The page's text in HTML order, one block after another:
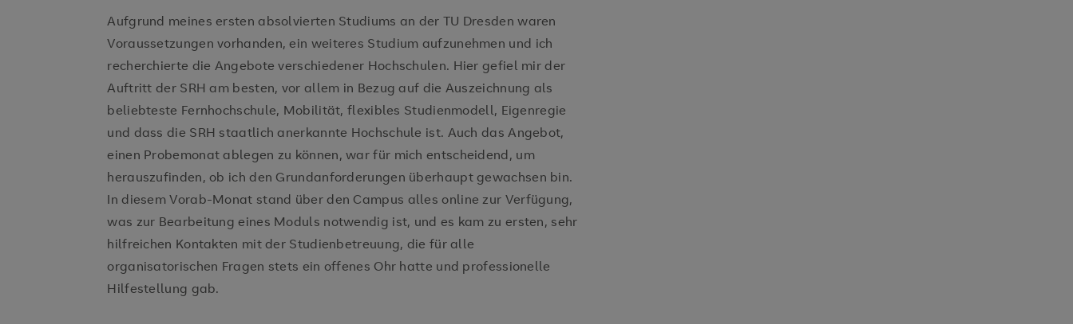
Aufgrund meines ersten absolvierten Studiums an der TU Dresden waren
Voraussetzungen vorhanden, ein weiteres Studium aufzunehmen und ich
recherchierte die Angebote verschiedener Hochschulen. Hier gefiel mir der
Auftritt der SRH am besten, vor allem in Bezug auf die Auszeichnung als
beliebteste Fernhochschule, Mobilität, flexibles Studienmodell, Eigenregie
und dass die SRH staatlich anerkannte Hochschule ist. Auch das Angebot,
einen Probemonat ablegen zu können, war für mich entscheidend, um
herauszufinden, ob ich den Grundanforderungen überhaupt gewachsen bin.
In diesem Vorab-Monat stand über den Campus alles online zur Verfügung,
was zur Bearbeitung eines Moduls notwendig ist, und es kam zu ersten, sehr
hilfreichen Kontakten mit der Studienbetreuung, die für alle
organisatorischen Fragen stets ein offenes Ohr hatte und professionelle
Hilfestellung gab.